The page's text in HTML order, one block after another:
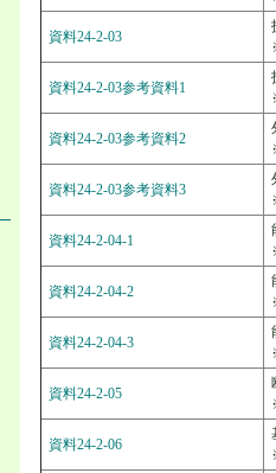
資料24-2-03
資料24-2-03参考資料1
資料24-2-03参考資料2
資料24-2-03参考資料3
資料24-2-04-1
資料24-2-04-2
資料24-2-04-3
資料24-2-05
資料24-2-06